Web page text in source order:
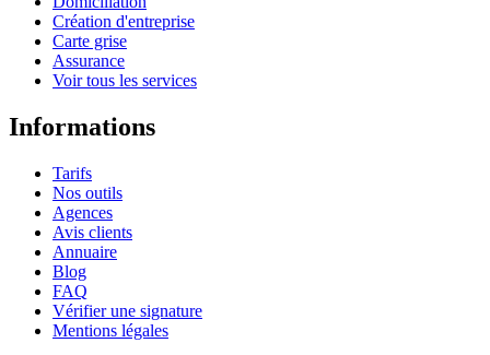
Création d'entreprise
Carte grise
Assurance
Voir tous les services
Informations
Tarifs
Nos outils
Agences
Avis clients
Annuaire
Blog
FAQ
Vérifier une signature
Mentions légales